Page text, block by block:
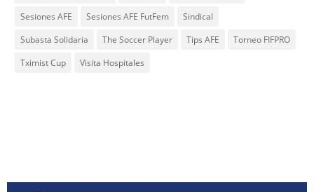
Sesiones AFE
Sesiones AFE FutFem
Sindical
Subasta Solidaria
The Soccer Player Tips AFE
Torneo FIFPRO
Tximist Cup
Visita Hospitales